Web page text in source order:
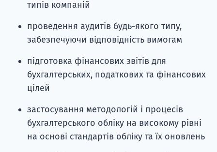
типів компаній
проведення аудитів будь-якого типу,
забезпечуючи відповідність вимогам
підготовка фінансових звітів для
бухгалтерських, податкових та фінансових
цілей
застосування методологій і процесів
бухгалтерського обліку на високому рівні
на основі стандартів обліку та їх оновлень